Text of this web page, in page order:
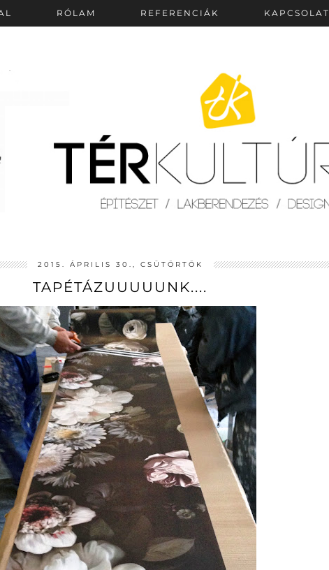
RÓLAM REFERENCIÁK KAPCSOLAT
2015. ÁPRILIS 30., CSÜTÖRTÖK
TAPÉTÁZUUUUUNK....